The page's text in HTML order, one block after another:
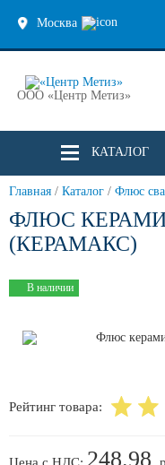
Москва
ООО «Центр Метиз»
КАТАЛОГ
Главная / Каталог / Флюс
ФЛЮС
(КЕРАМАКС)
В наличии
Рейтинг товара:
248.98